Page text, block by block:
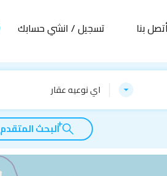
بنا تسجيل / انشي حسابك
اي نوعيه عقار
البحث المتقدم